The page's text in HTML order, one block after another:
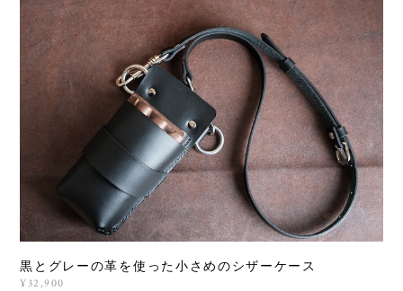
黒とグレーの革を使った小さめのシザーケース
¥32,900